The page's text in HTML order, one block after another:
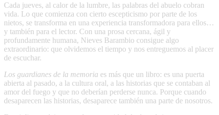
Cada jueves, al calor de la lumbre, las palabras del abuelo cobran
vida. Lo que comienza con cierto escepticismo por parte de los
nietos, se transforma en una experiencia transformadora para ellos…
y también para el lector. Con una prosa cercana, ágil y
profundamente humana, Nieves Barambio consigue algo
extraordinario: que olvidemos el tiempo y nos entreguemos al placer
de escuchar.
Los guardianes de la memoria es más que un libro: es una puerta
abierta al pasado, a la cultura oral, a las historias que se contaban al
amor del fuego y que no deberían perderse nunca. Porque cuando
desaparecen las historias, desaparece también una parte de nosotros.